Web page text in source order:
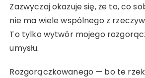
Zazwyczaj okazuje się, że to, co
nie ma wiele wspólnego z
To tylko wytwór mojego
umysłu.
Rozgorączkowanego — bo te